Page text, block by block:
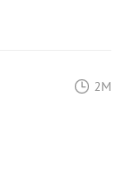
2M